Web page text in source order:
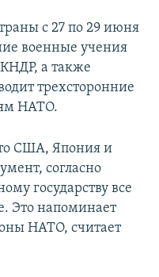
с 27 по 29 июня
военные учения
КНДР, а также
трехсторонние
НАТО.
США, Япония и
согласно
государству все
Это напоминает
НАТО, считает